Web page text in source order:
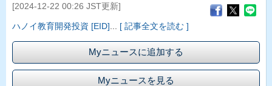
[2024-12-22 00:26 JST更新]
ハノイ教育開発投資 [EID] [ 記事全文を読む ]
Myニュースに追加する
Myニュースを見る